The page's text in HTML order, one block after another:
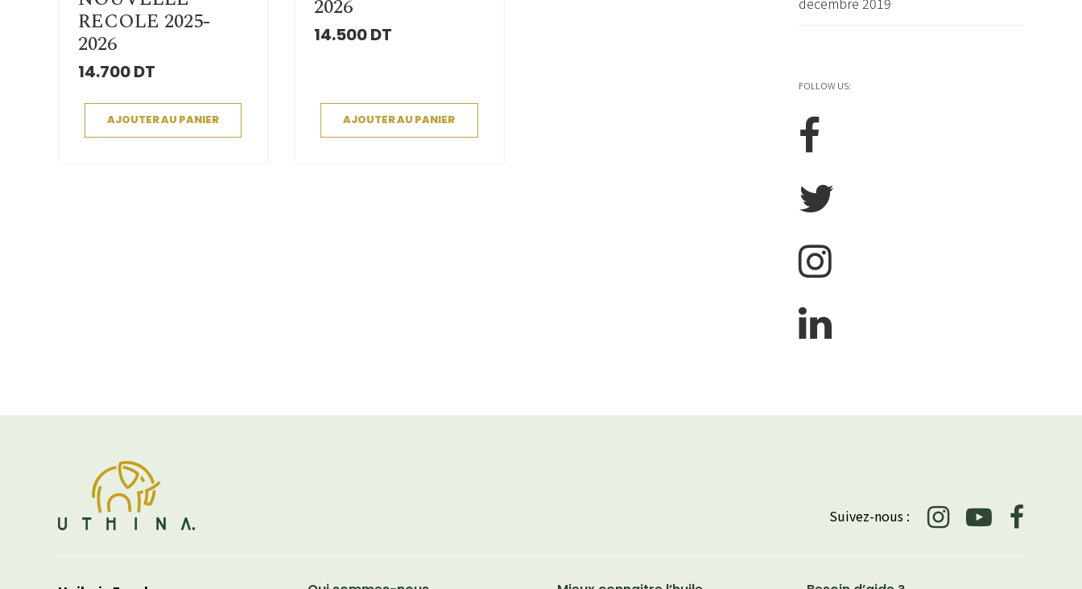
RECOLE 2025-
2026
14.700DT
AJOUTER AU PANIER
2026
14.500DT
AJOUTER AU PANIER
FOLLOW US:
Suivez-nous :